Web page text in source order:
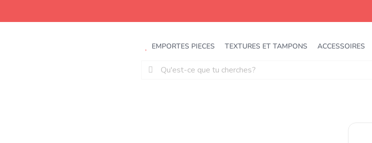
contenu
EMPORTES PIECES TEXTURES ET TAMPONS ACCESSOIRES
Rechercher: